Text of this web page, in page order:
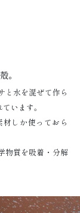
。
と水を混ぜて作ら
います。
しか使っておら
物質を吸着・分解